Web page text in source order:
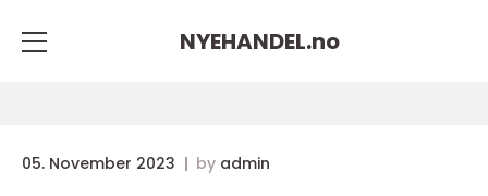
NYEHANDEL.no
05. November 2023 by admin